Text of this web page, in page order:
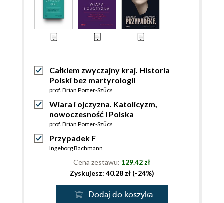
Całkiem zwyczajny kraj. Historia
Polski bez martyrologii
prof. Brian Porter-Szűcs
Wiara i ojczyzna. Katolicyzm,
nowoczesność i Polska
prof. Brian Porter-Szűcs
Przypadek F
Ingeborg Bachmann
Cena zestawu: 129.42 zł
Zyskujesz: 40.28 zł (-24%)
Dodaj do koszyka